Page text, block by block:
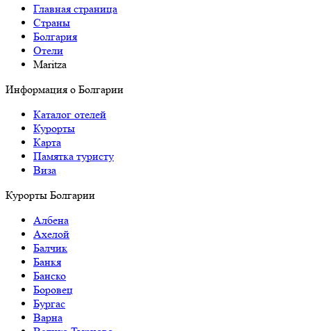
Главная страница
Cтраны
Болгария
Отели
Maritza
Информация о Болгарии
Каталог отелей
Курорты
Карта
Памятка туристу
Виза
Курорты Болгарии
Албена
Ахелой
Балчик
Банкя
Банско
Боровец
Бургас
Варна